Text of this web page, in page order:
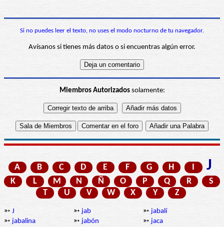
Si no puedes leer el texto, no uses el modo nocturno de tu navegador.
Avísanos si tienes más datos o si encuentras algún error.
Miembros Autorizadossolamente:
A B C D E F G H I J
K L M N Ñ O P Q R
S
T
U V W X Y Z
➳ J ➳ jab ➳ jabalí
➳ jabalina ➳ jabón ➳ jaca